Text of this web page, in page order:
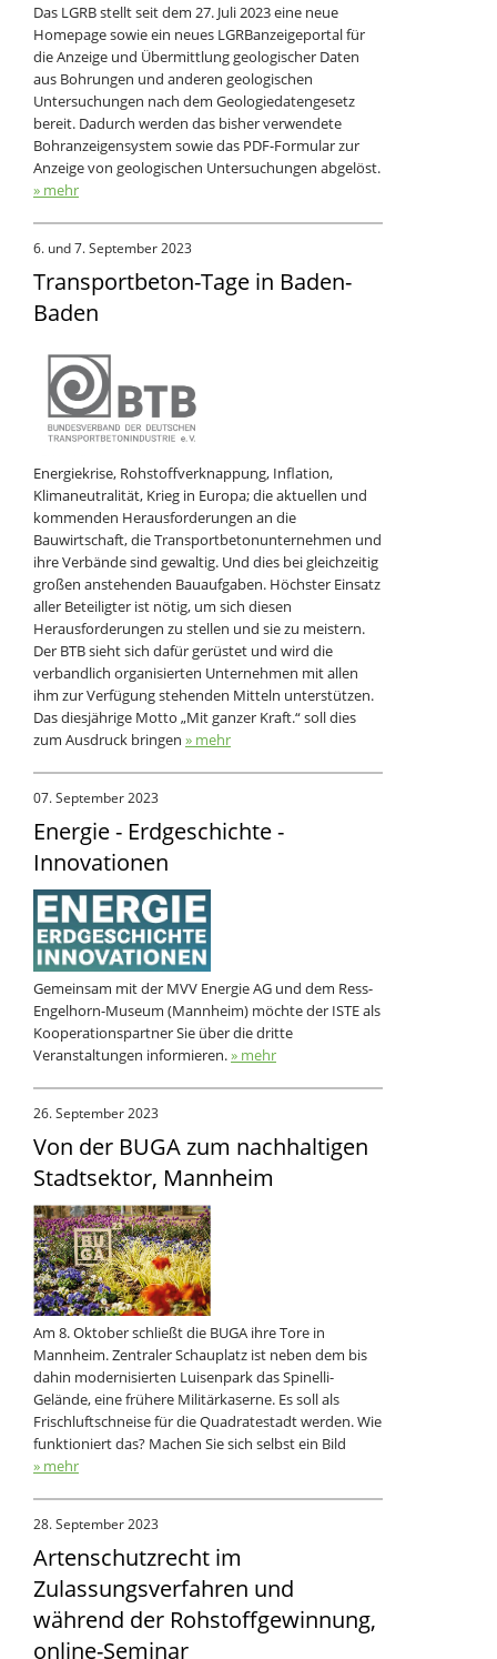
Das LGRB stellt seit dem 27. Juli 2023 eine neue
Homepage sowie ein neues LGRBanzeigeportal für
die Anzeige und Übermittlung geologischer Daten
aus Bohrungen und anderen geologischen
Untersuchungen nach dem Geologiedatengesetz
bereit. Dadurch werden das bisher verwendete
Bohranzeigensystem sowie das PDF-Formular zur
Anzeige von geologischen Untersuchungen abgelöst.
» mehr
6. und 7. September 2023
Transportbeton-Tage in Baden-
Baden
Energiekrise, Rohstoffverknappung, Inflation,
Klimaneutralität, Krieg in Europa; die aktuellen und
kommenden Herausforderungen an die
Bauwirtschaft, die Transportbetonunternehmen und
ihre Verbände sind gewaltig. Und dies bei gleichzeitig
großen anstehenden Bauaufgaben. Höchster Einsatz
aller Beteiligter ist nötig, um sich diesen
Herausforderungen zu stellen und sie zu meistern.
Der BTB sieht sich dafür gerüstet und wird die
verbandlich organisierten Unternehmen mit allen
ihm zur Verfügung stehenden Mitteln unterstützen.
Das diesjährige Motto „Mit ganzer Kraft.“ soll dies
zum Ausdruck bringen » mehr
07. September 2023
Energie - Erdgeschichte -
Innovationen
Gemeinsam mit der MVV Energie AG und dem Ress-
Engelhorn-Museum (Mannheim) möchte der ISTE als
Kooperationspartner Sie über die dritte
Veranstaltungen informieren.» mehr
26. September 2023
Von der BUGA zum nachhaltigen
Stadtsektor, Mannheim
Am 8. Oktober schließt die BUGA ihre Tore in
Mannheim. Zentraler Schauplatz ist neben dem bis
dahin modernisierten Luisenpark das Spinelli-
Gelände, eine frühere Militärkaserne. Es soll als
Frischluftschneise für die Quadratestadt werden. Wie
funktioniert das? Machen Sie sich selbst ein Bild
» mehr
28. September 2023
Artenschutzrecht im
Zulassungsverfahren und
während der Rohstoffgewinnung,
online-Seminar